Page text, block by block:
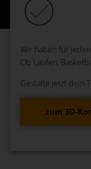
Wir haben für
Ob Laufen,
Gestalte jetzt dein
zum 3D-